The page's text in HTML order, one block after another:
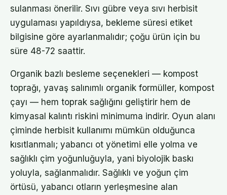
sulanması önerilir. Sıvı gübre veya sıvı herbisit
uygulaması yapıldıysa, bekleme süresi etiket
bilgisine göre ayarlanmalıdır; çoğu ürün için bu
süre 48-72 saattir.
Organik bazlı besleme seçenekleri — kompost
toprağı, yavaş salınımlı organik formüller, kompost
çayı — hem toprak sağlığını geliştirir hem de
kimyasal kalıntı riskini minimuma indirir. Oyun alanı
çiminde herbisit kullanımı mümkün olduğunca
kısıtlanmalı; yabancı ot yönetimi elle yolma ve
sağlıklı çim yoğunluğuyla, yani biyolojik baskı
yoluyla, sağlanmalıdır. Sağlıklı ve yoğun çim
örtüsü, yabancı otların yerleşmesine alan